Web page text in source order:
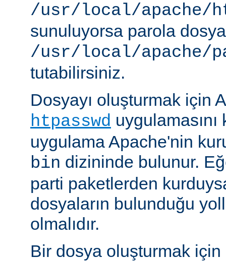
/usr/local/apache/
sunuluyorsa parola
/usr/local/apache/
tutabilirsiniz.
Dosyayı oluşturmak için
htpasswd
uygulama Apache'nin
bin dizininde bulunur.
parti paketlerden
dosyaların bulunduğu
olmalıdır.
Bir dosya oluşturmak için